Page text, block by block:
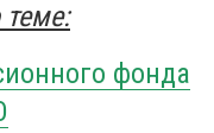
фонда